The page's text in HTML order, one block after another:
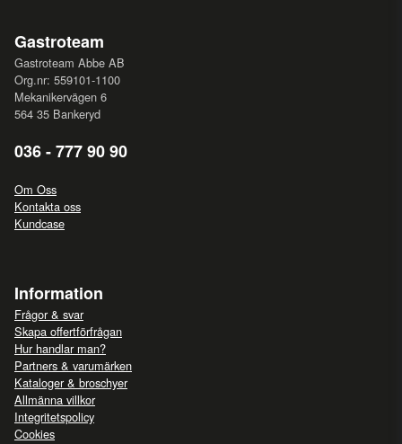
Gastroteam
Gastroteam Abbe AB
Org.nr: 559101-1100
Mekanikervägen 6
564 35 Bankeryd
036 - 777 90 90
Om Oss
Kontakta oss
Kundcase
Information
Frågor & svar
Skapa offertförfrågan
Hur handlar man?
Partners & varumärken
Kataloger & broschyer
Allmänna villkor
Integritetspolicy
Cookies